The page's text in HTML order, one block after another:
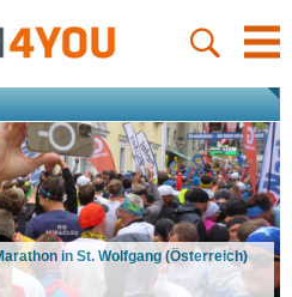
in St. Wolfgang (Österreich)